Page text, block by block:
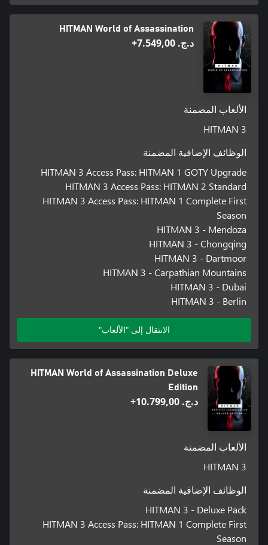
HITMAN World of Assassination
د.ج.‏ 7.549,00+
الألعاب المضمنة
HITMAN 3
الوظائف الإضافية المضمنة
HITMAN 3 Access Pass: HITMAN 1 GOTY Upgrade
HITMAN 3 Access Pass: HITMAN 2 Standard
HITMAN 3 Access Pass: HITMAN 1 Complete First
Season
HITMAN 3 - Mendoza
HITMAN 3 - Chongqing
HITMAN 3 - Dartmoor
HITMAN 3 - Carpathian Mountains
HITMAN 3 - Dubai
HITMAN 3 - Berlin
الانتقال إلى "الألعاب"
HITMAN World of Assassination Deluxe
Edition
د.ج.‏ 10.799,00+
الألعاب المضمنة
HITMAN 3
الوظائف الإضافية المضمنة
HITMAN 3 - Deluxe Pack
HITMAN 3 Access Pass: HITMAN 1 Complete First
Season